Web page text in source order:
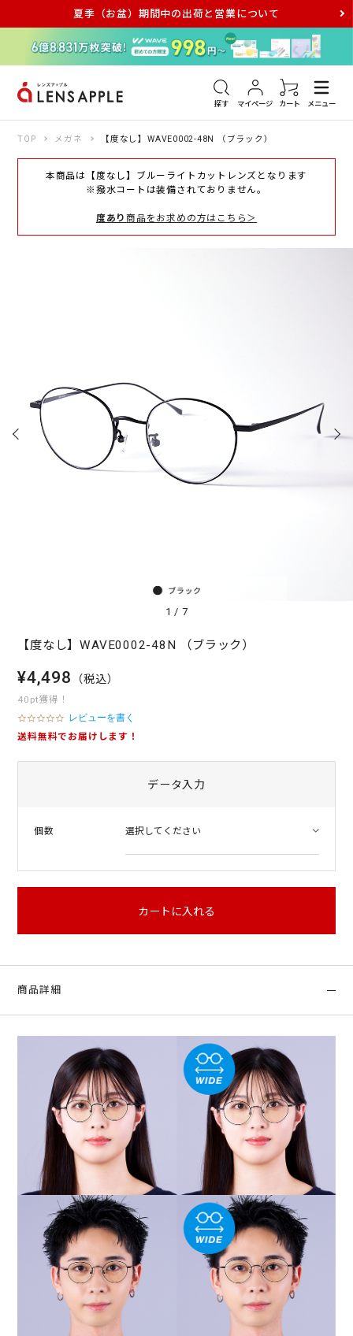
夏季（お盆）期間中の出荷と営業について
探す マイページ カート メニュー
アキュビュー メダリスト メガネ
TOP メガネ 【度なし】WAVE0002-48N （ブラック）
本商品は【度なし】ブルーライトカットレンズとなります
※撥水コートは装備されておりません。
度あり商品をお求めの方はこちら＞
1 / 7
【度なし】WAVE0002-48N （ブラック）
¥4,498 （税込）
40pt獲得！
0
.
s
レビューを書く
送料無料でお届けします！
データ入力
個数
カートに入れる
商品詳細